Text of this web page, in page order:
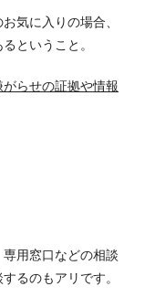
気に入りの場合、
ということ。
がらせの証拠や情報
用窓口などの相談
るのもアリです。